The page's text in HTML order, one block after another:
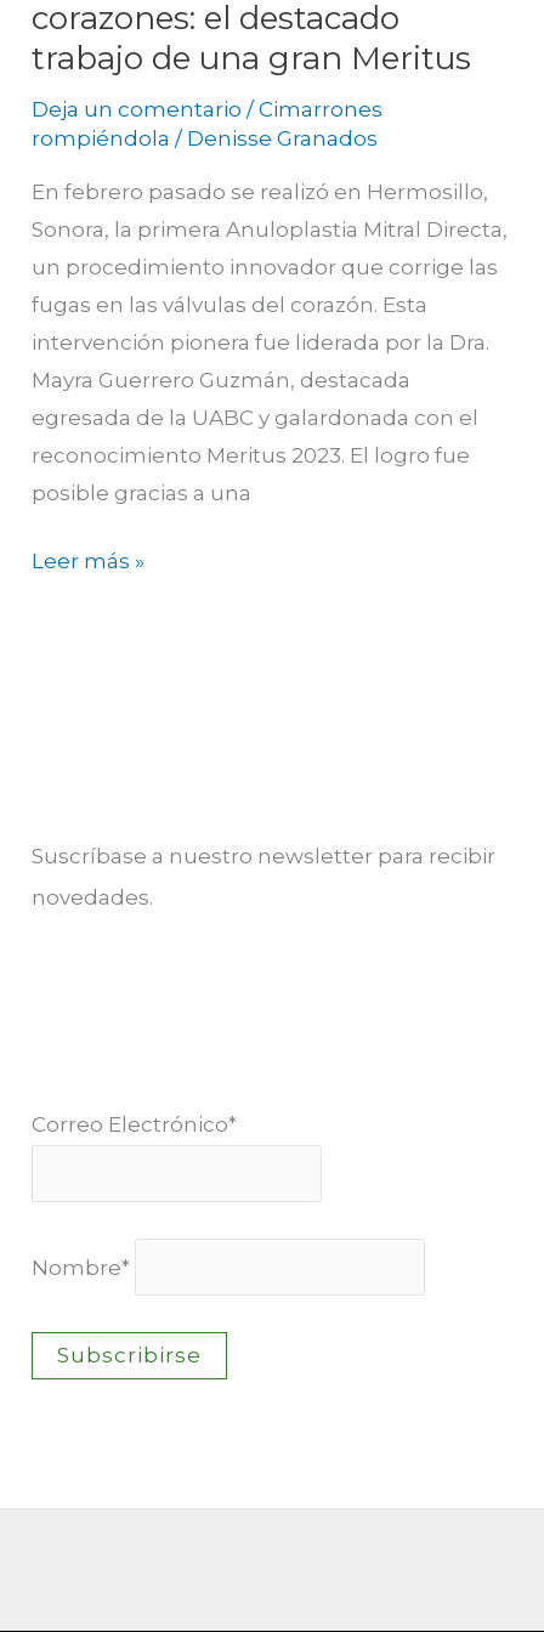
corazones: el destacado
trabajo de una gran Meritus
Deja un comentario /Cimarrones
rompiéndola / Denisse Granados
En febrero pasado se realizó en Hermosillo,
Sonora, la primera Anuloplastia Mitral Directa,
un procedimiento innovador que corrige las
fugas en las válvulas del corazón. Esta
intervención pionera fue liderada por la Dra.
Mayra Guerrero Guzmán, destacada
egresada de la UABC y galardonada con el
reconocimiento Meritus 2023. El logro fue
posible gracias a una
Leer más »
Suscríbase a nuestro newsletter para recibir
novedades.
Correo Electrónico*
Nombre*